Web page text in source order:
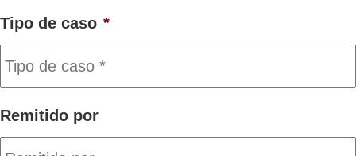
Tipo de caso *
Remitido por